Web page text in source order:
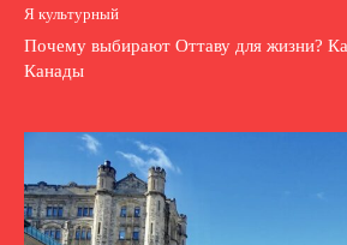
Я культурный
Почему выбирают Оттаву для жизни?
Канады